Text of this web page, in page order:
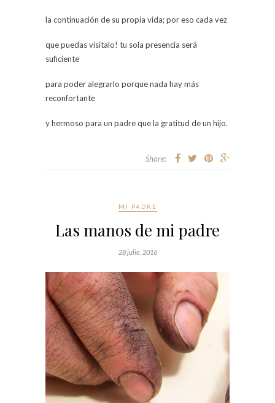
la continuación de su propia vida; por eso cada vez
que puedas visítalo! tu sola presencia será
suficiente
para poder alegrarlo porque nada hay más
reconfortante
y hermoso para un padre que la gratitud de un hijo.
Share:
MI PADRE
Las manos de mi padre
28 julio, 2016